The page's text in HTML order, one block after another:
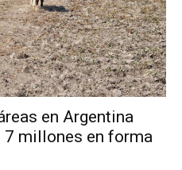
en Argentina
7 millones en forma